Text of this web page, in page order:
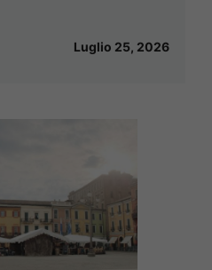
Luglio 25, 2026